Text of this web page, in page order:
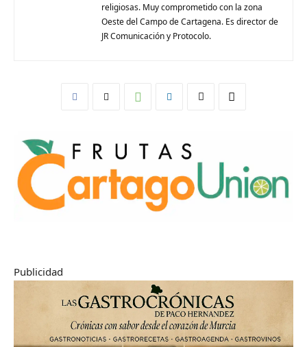
religiosas. Muy comprometido con la zona
Oeste del Campo de Cartagena. Es director de
JR Comunicación y Protocolo.
Publicidad